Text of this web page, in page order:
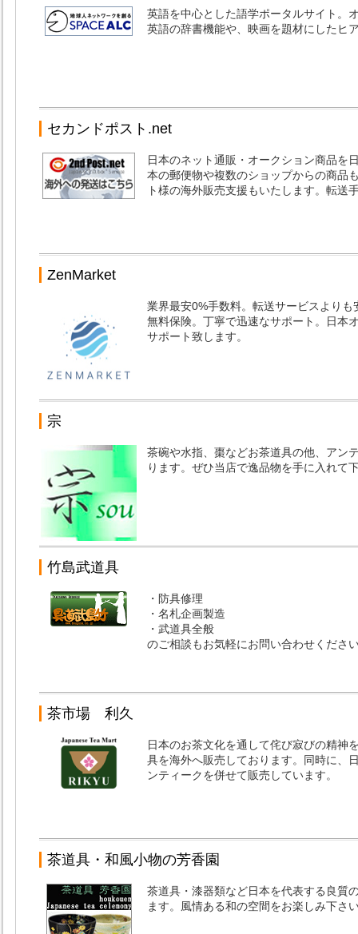
英語を中心とした語学ポータルサイト。
英語の辞書機能や、映画を題材にしたヒ
セカンドポスト.net
日本のネット通販・オークション商品を
本の郵便物や複数のショップからの商品
ト様の海外販売支援もいたします。転送
ZenMarket
業界最安0%手数料。転送サービスより
無料保険。丁寧で迅速なサポート。日本
サポート致します。
宗
茶碗や水指、棗などお茶道具の他、アン
ります。ぜひ当店で逸品物を手に入れて
竹島武道具
・防具修理
・名札企画製造
・武道具全般
のご相談もお気軽にお問い合わせくださ
茶市場 利久
日本のお茶文化を通して侘び寂びの精神
具を海外へ販売しております。同時に、
ンティークを併せて販売しています。
茶道具・和風小物の芳香園
茶道具・漆器類など日本を代表する良質
ます。風情ある和の空間をお楽しみ下さ